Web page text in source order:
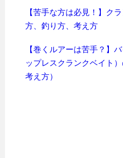
【苦手な方は必見！】ク
方、釣り方、考え方
【巻くルアーは苦手？】
ップレスクランクベイト）
考え方）